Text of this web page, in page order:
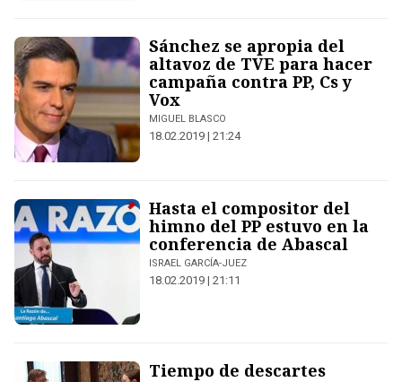
Sánchez se apropia del
altavoz de TVE para hacer
campaña contra PP, Cs y
Vox
MIGUEL BLASCO
18.02.2019 | 21:24
Hasta el compositor del
himno del PP estuvo en la
conferencia de Abascal
ISRAEL GARCÍA-JUEZ
18.02.2019 | 21:11
Tiempo de descartes